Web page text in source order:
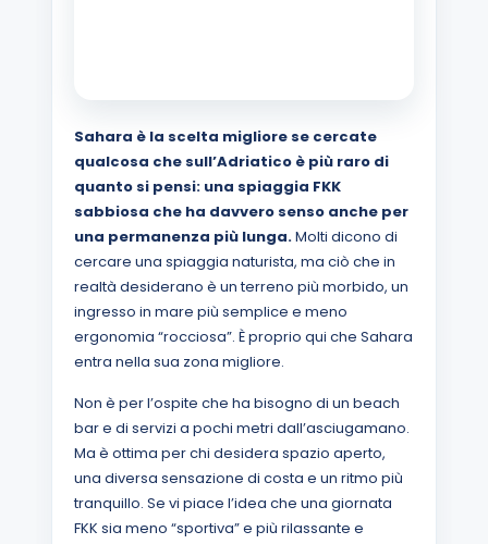
Sahara è la scelta migliore se cercate
qualcosa che sull’Adriatico è più raro di
quanto si pensi: una spiaggia FKK
sabbiosa che ha davvero senso anche per
una permanenza più lunga.Molti dicono di
cercare una spiaggia naturista, ma ciò che in
realtà desiderano è un terreno più morbido, un
ingresso in mare più semplice e meno
ergonomia “rocciosa”. È proprio qui che Sahara
entra nella sua zona migliore.
Non è per l’ospite che ha bisogno di un beach
bar e di servizi a pochi metri dall’asciugamano.
Ma è ottima per chi desidera spazio aperto,
una diversa sensazione di costa e un ritmo più
tranquillo. Se vi piace l’idea che una giornata
FKK sia meno “sportiva” e più rilassante e